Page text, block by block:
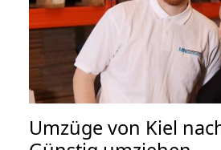
Umzüge von Kiel